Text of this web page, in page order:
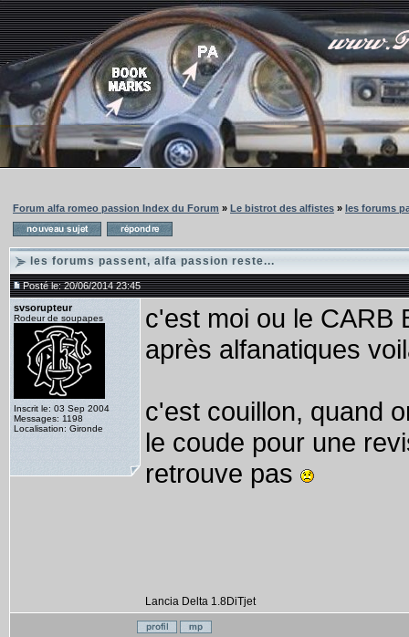
Forum alfa romeo passion Index du Forum » Le bistrot des alfistes » les forums
les forums passent, alfa passion reste...
Posté le: 20/06/2014 23:45
svsorupteur
Rodeur de soupapes
Inscrit le: 03 Sep 2004
Messages: 1198
Localisation: Gironde
c'est moi ou le
après alfanatiques
c'est couillon, quand
le coude pour une
retrouve pas
Lancia Delta 1.8DiTjet